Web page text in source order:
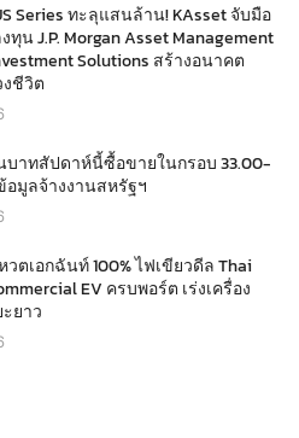
Series ทะลุแสนล้าน! KAsset จับมือ
น J.P. Morgan Asset Management
Solutions สร้างอนาคต
ชีวิต
บาทสัปดาห์นี้ซื้อขายในกรอบ 33.00-
อมูลจ้างงานสหรัฐฯ
วตเอกฉันท์ 100% ไฟเขียวดีล Thai
EV ครบพอร์ต เร่งเครื่อง
ยาว